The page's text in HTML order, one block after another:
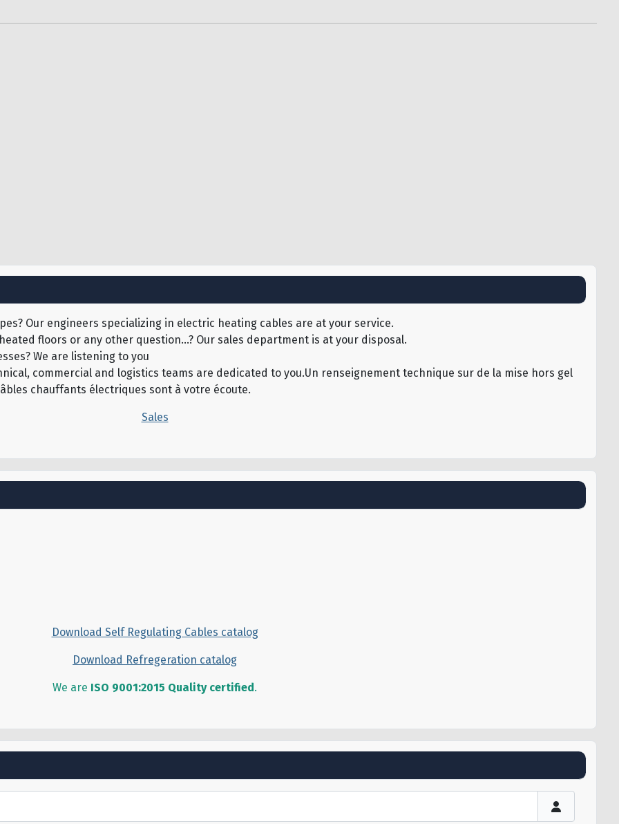
Our engineers specializing in electric heating cables are at your service.
floors or any other question...? Our sales department is at your disposal.
We are listening to you
commercial and logistics teams are dedicated to you.Un renseignement technique sur de la mise hors gel
chauffants électriques sont à votre écoute.
Sales
Download Self Regulating Cables catalog
Download Refregeration catalog
We are ISO 9001:2015 Quality certified.